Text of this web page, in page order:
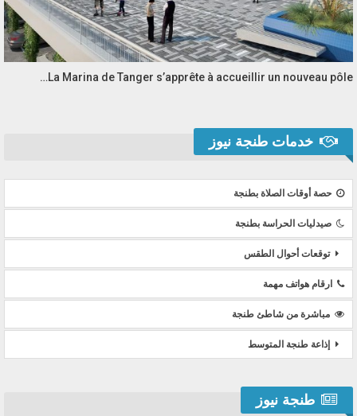
La Marina de Tanger s’apprête à accueillir un nouveau pôle…
خدمات طنجة نيوز
حصة أوقات الصلاة بطنجة
صيدليات الحراسة بطنجة
توقعات أحوال الطقس
ارقام هواتف مهمة
مباشرة من شاطئ طنجة
إذاعة طنجة المتوسط
طنجة نيوز